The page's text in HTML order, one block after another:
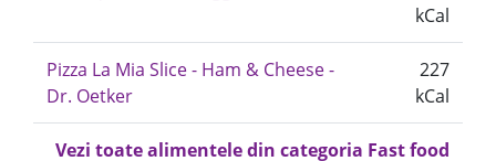
kCal
Pizza La Mia Slice - Ham & Cheese -
Dr. Oetker
227
kCal
Vezi toate alimentele din categoria Fast food